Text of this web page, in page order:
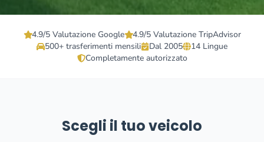
4.9/5 Valutazione Google
4.9/5 Valutazione TripAdvisor
500+ trasferimenti mensili
Dal 2005
14 Lingue
Completamente autorizzato
Scegli il tuo veicolo